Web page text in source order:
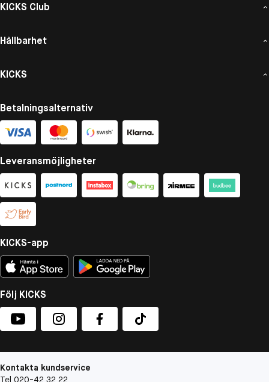
KICKS Club
Hållbarhet
KICKS
Betalningsalternativ
Leveransmöjligheter
KICKS-app
Följ KICKS
Kontakta kundservice
Tel 020-42 32 22